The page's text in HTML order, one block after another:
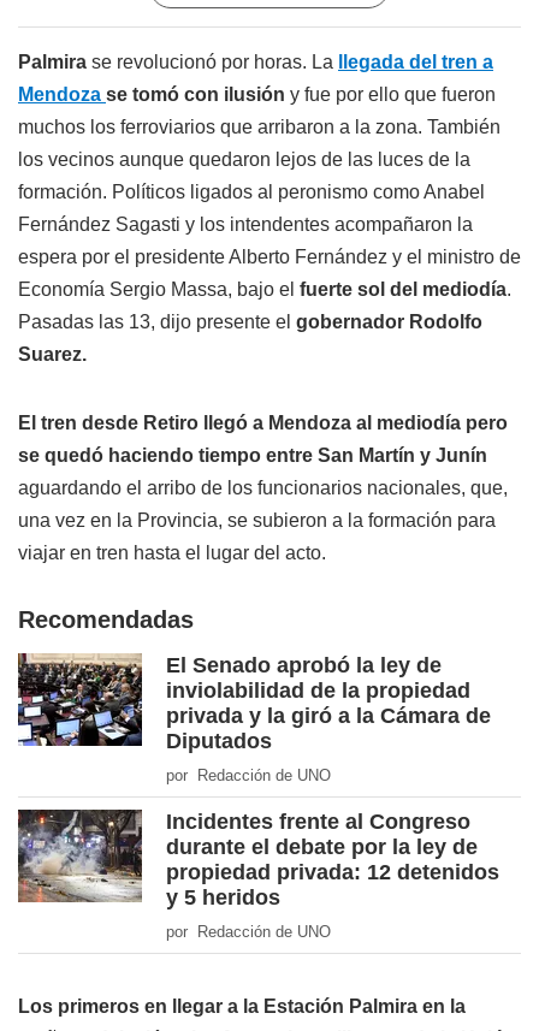
Palmira se revolucionó por horas. La
llegada del tren a
Mendoza se tomó con ilusión y fue por ello que fueron
muchos los ferroviarios que arribaron a la zona. También
los vecinos aunque quedaron lejos de las luces de la
formación. Políticos ligados al peronismo como Anabel
Fernández Sagasti y los intendentes acompañaron la
espera por el presidente Alberto Fernández y el ministro de
Economía Sergio Massa, bajo el fuerte sol del mediodía.
Pasadas las 13, dijo presente el gobernador Rodolfo
Suarez.
El tren desde Retiro llegó a Mendoza al mediodía pero
se quedó haciendo tiempo entre San Martín y Junín
aguardando el arribo de los funcionarios nacionales, que,
una vez en la Provincia, se subieron a la formación para
viajar en tren hasta el lugar del acto.
Recomendadas
El Senado aprobó la ley de
inviolabilidad de la propiedad
privada y la giró a la Cámara de
Diputados
por Redacción de UNO
Incidentes frente al Congreso
durante el debate por la ley de
propiedad privada: 12 detenidos
y 5 heridos
por Redacción de UNO
Los primeros en llegar a la Estación Palmira en la